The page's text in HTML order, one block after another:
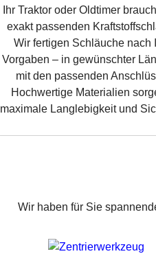
Ihr Traktor oder Oldtimer
exakt passenden
Wir fertigen Schläuche nach
Vorgaben – in gewünschter
mit den passenden
Hochwertige Materialien
maximale Langlebigkeit und
Wir haben für Sie